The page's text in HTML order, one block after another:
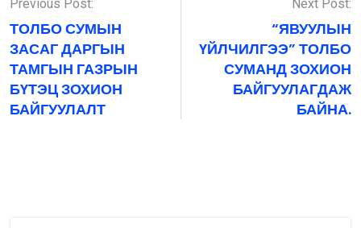
Previous Post:
ТОЛБО СУМЫН
ЗАСАГ ДАРГЫН
ТАМГЫН ГАЗРЫН
БҮТЭЦ ЗОХИОН
БАЙГУУЛАЛТ
Next Post:
“ЯВУУЛЫН
ҮЙЛЧИЛГЭЭ” ТОЛБО
СУМАНД ЗОХИОН
БАЙГУУЛАГДАЖ
БАЙНА.